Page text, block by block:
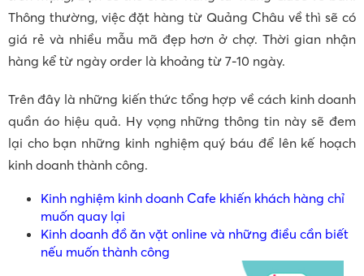
Thông thường, việc đặt hàng từ Quảng Châu về thì sẽ có
giá rẻ và nhiều mẫu mã đẹp hơn ở chợ. Thời gian nhận
hàng kể từ ngày order là khoảng từ 7-10 ngày.
Trên đây là những kiến thức tổng hợp về cách kinh doanh
quần áo hiệu quả. Hy vọng những thông tin này sẽ đem
lại cho bạn những kinh nghiệm quý báu để lên kế hoạch
kinh doanh thành công.
Kinh nghiệm kinh doanh Cafe khiến khách hàng chỉ
muốn quay lại
Kinh doanh đồ ăn vặt online và những điều cần biết
nếu muốn thành công